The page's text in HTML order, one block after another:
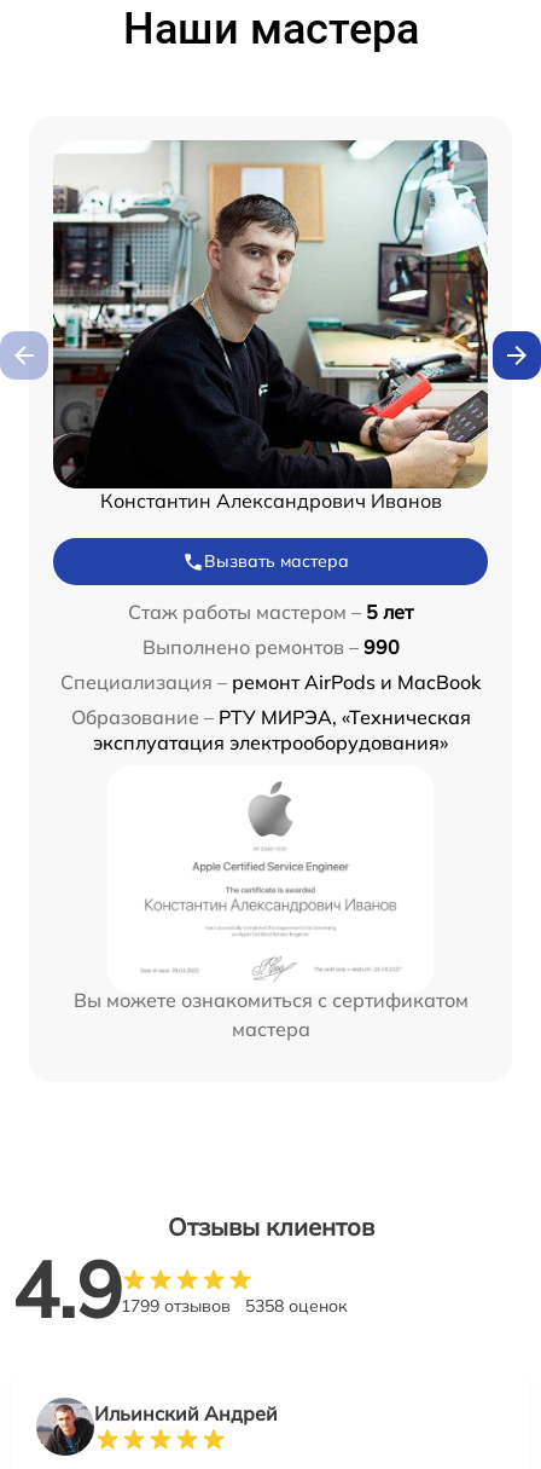
Наши мастера
Константин Александрович Иванов
Вызвать мастера
Стаж работы мастером – 5 лет
Выполнено ремонтов – 990
Специализация – ремонт AirPods и MacBook
Образование – РТУ МИРЭА, «Техническая
эксплуатация электрооборудования»
Вы можете ознакомиться с сертификатом
мастера
Отзывы клиентов
4.91799 отзывов 5358 оценок
Ильинский Андрей